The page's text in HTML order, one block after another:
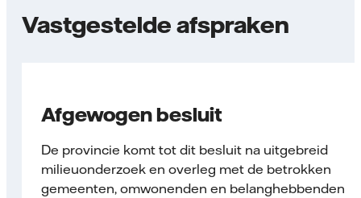
Vastgestelde afspraken
Afgewogen besluit
De provincie komt tot dit besluit na uitgebreid
milieuonderzoek en overleg met de betrokken
gemeenten, omwonenden en belanghebbenden